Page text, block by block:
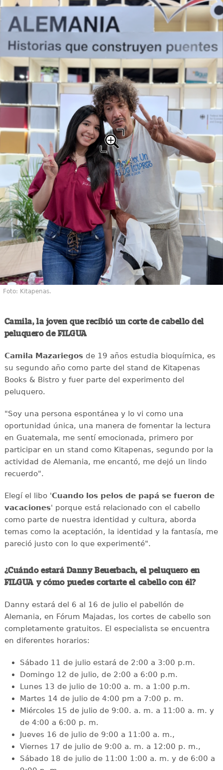
Foto: Kitapenas.
Camila, la joven que recibió un corte de cabello del
peluquero de FILGUA
Camila Mazariegosde 19 años estudia bioquímica, es
su segundo año como parte del stand de Kitapenas
Books & Bistro y fuer parte del experimento del
peluquero.
"Soy una persona espontánea y lo vi como una
oportunidad única, una manera de fomentar la lectura
en Guatemala, me sentí emocionada, primero por
participar en un stand como Kitapenas, segundo por la
actividad de Alemania, me encantó, me dejó un lindo
recuerdo".
Elegí el libo 'Cuando los pelos de papá se fueron de
vacaciones' porque está relacionado con el cabello
como parte de nuestra identidad y cultura, aborda
temas como la aceptación, la identidad y la fantasía, me
pareció justo con lo que experimenté".
¿Cuándo estará Danny Beuerbach, el peluquero en
FILGUA y cómo puedes cortarte el cabello con él?
Danny estará del 6 al 16 de julio el pabellón de
Alemania, en Fórum Majadas, los cortes de cabello son
completamente gratuitos. El especialista se encuentra
en diferentes horarios:
Sábado 11 de julio estará de 2:00 a 3:00 p.m.
Domingo 12 de julio, de 2:00 a 6:00 p.m.
Lunes 13 de julio de 10:00 a. m. a 1:00 p.m.
Martes 14 de julio de 4:00 pm a 7:00 p. m.
Miércoles 15 de julio de 9:00. a. m. a 11:00 a. m. y
de 4:00 a 6:00 p. m.
Jueves 16 de julio de 9:00 a 11:00 a. m.,
Viernes 17 de julio de 9:00 a. m. a 12:00 p. m.,
Sábado 18 de julio de 11:00 1:00 a. m. y de 6:00 a